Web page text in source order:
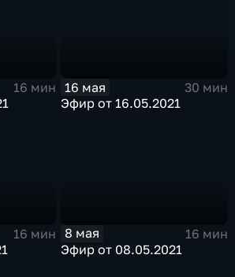
16 мин
16 мая
30 мин
Эфир от 16.05.2021
16 мин
8 мая
16 мин
Эфир от 08.05.2021